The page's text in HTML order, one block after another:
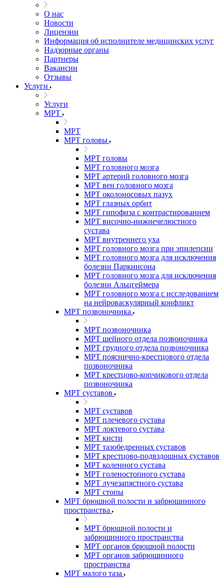
О нас
Новости
Лицензии
Информация об исполнителе медицинских услуг
Надзорные органы
Партнеры
Вакансии
Отзывы
Услуги
Услуги
МРТ
МРТ
МРТ головы
МРТ головы
МРТ головного мозга
МРТ артерий головного мозга
МРТ вен головного мозга
МРТ околоносовых пазух
МРТ глазных орбит
МРТ гипофиза с контрастированием
МРТ височно-нижнечелюстного
сустава
МРТ внутреннего уха
МРТ головного мозга при эпилепсии
МРТ головного мозга для исключения
болезни Паркинсона
МРТ головного мозга для исключения
болезни Альцгеймера
МРТ головного мозга с исследованием
на нейроваскулярный конфликт
МРТ позвоночника
МРТ позвоночника
МРТ шейного отдела позвоночника
МРТ грудного отдела позвоночника
МРТ пояснично-крестцового отдела
позвоночника
МРТ крестцово-копчикового отдела
позвоночника
МРТ суставов
МРТ суставов
МРТ плечевого сустава
МРТ локтевого сустава
МРТ кисти
МРТ тазобедренных суставов
МРТ крестцово-подвздошных суставов
МРТ коленного сустава
МРТ голеностопного сустава
МРТ лучезапястного сустава
МРТ стопы
МРТ брюшной полости и забрюшинного
пространства
МРТ брюшной полости и
забрюшинного пространства
МРТ органов брюшной полости
МРТ органов забрюшинного
пространства
МРТ малого таза